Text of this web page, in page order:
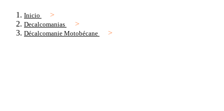
Inicio
Decalcomanias
Décalcomanie Motobécane